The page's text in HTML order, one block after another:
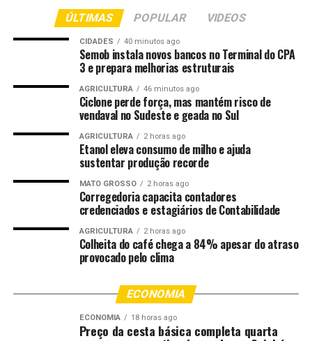
9,6 mil propriedades
a entrada da agricultura regenerativa, o programa
reforça seu braço ambiental e se conecta à plataforma
SeloVerde MG, que monitora conformidade
socioambiental e amplia a transparência da cadeia
agropecuária.
Para o governo, a nova categoria representa não apenas
um reconhecimento de boas práticas, mas também um
diferencial competitivo para cadeias como a do café, um
dos principais produtos do estado. Ao incorporar
parâmetros regenerativos, Minas busca se antecipar a
exigências internacionais relacionadas à origem
apelo direto ao produtor. Além de maior visibilidade e
acesso a consumidores mais exigentes, o selo pode abrir
portas para nichos que pagam prêmios por práticas
ambientais avançadas. O manejo regenerativo tende a
ÚLTIMAS POPULAR VIDEOS
CIDADES 40 minutos ago
Semob instala novos bancos no Terminal do CPA
3 e prepara melhorias estruturais
AGRICULTURA 46 minutos ago
Ciclone perde força, mas mantém risco de
vendaval no Sudeste e geada no Sul
AGRICULTURA 2 horas ago
Etanol eleva consumo de milho e ajuda
sustentar produção recorde
MATO GROSSO 2 horas ago
Corregedoria capacita contadores
credenciados e estagiários de Contabilidade
AGRICULTURA 2 horas ago
Colheita do café chega a 84% apesar do atraso
provocado pelo clima
ECONOMIA
ECONOMIA 18 horas ago
Preço da cesta básica completa quarta